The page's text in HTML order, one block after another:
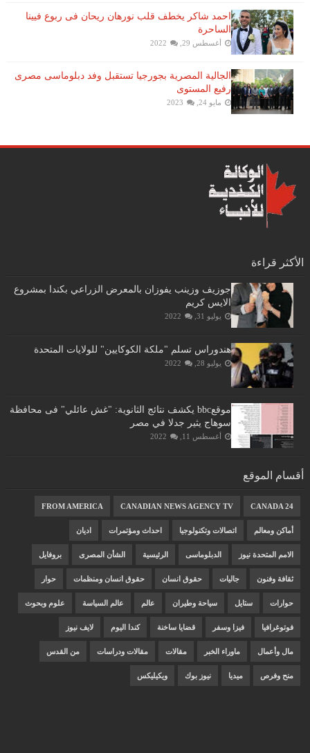
احمد شاكر يخطف قلب نورهان ريحان فى ربوع فيينا
الساحرة
أغسطس 29, 2022
الجالية المصرية بجورجيا تستقبل وفد دبلوماسى مصرى
رفيع المستوى
مايو 24, 2023
الأكثر قراءة
جوزيف وزينب يفوزان بالمعرض الزراعي بكندا بمشروع
الايس كريم
يوليو 31, 2022
هندوراس تسلم "ملكة الكوكايين" للولايات المتحدة
يوليو 28, 2022
موقعbbc يكشف نتائج الثانوية: "غش عائلي" فى محافظة
سوهاج يثير جدلا في مصر
أغسطس 11, 2022
أقسام الموقع
CANADA 24
CANADIAN NEWS AGENCY TV
FROM AMERICA
أماكن ومعالم اتصالات وتكنولوجيا احداث ومؤتمرات اديان
الامم المتحدة نيوز الدبلوماسى الرئيسية الشأن المصرى بروفايل
ثقافة وفنون جاليات حقوق انسان حقوق انسان ومنظمات حوار
حوارات ستايل سياحة وطيران عالم عالم السياسة علوم وبحوث
فوتوغرافيا فيزا وسفر قضايا ساخنة كندا اليوم لايف نيوز
مال وأعمال ماوراء الخبر مقالات مقالات ودراسات من القدس
منح وفرص ميديا نيوز بوك ويكيليكس